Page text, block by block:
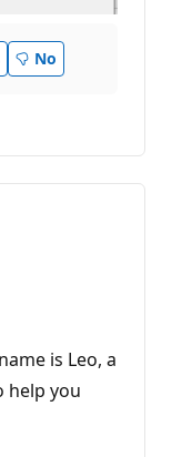
No
is Leo, a
help you